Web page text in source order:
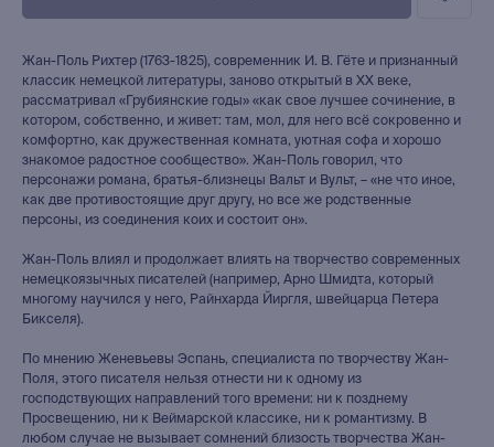
Жан-Поль Рихтер (1763-1825), современник И. В. Гёте и признанный
классик немецкой литературы, заново открытый в XX веке,
рассматривал «Грубиянские годы» «как свое лучшее сочинение, в
котором, собственно, и живет: там, мол, для него всё сокровенно и
комфортно, как дружественная комната, уютная софа и хорошо
знакомое радостное сообщество». Жан-Поль говорил, что
персонажи романа, братья-близнецы Вальт и Вульт, – «не что иное,
как две противостоящие друг другу, но все же родственные
персоны, из соединения коих и состоит он».
Жан-Поль влиял и продолжает влиять на творчество современных
немецкоязычных писателей (например, Арно Шмидта, который
многому научился у него, Райнхарда Йиргля, швейцарца Петера
Бикселя).
По мнению Женевьевы Эспань, специалиста по творчеству Жан-
Поля, этого писателя нельзя отнести ни к одному из
господствующих направлений того времени: ни к позднему
Просвещению, ни к Веймарской классике, ни к романтизму. В
любом случае не вызывает сомнений близость творчества Жан-